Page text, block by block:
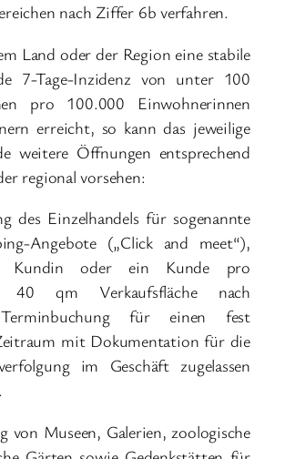
nach Ziffer 6b verfahren.
Land oder der Region eine stabile
7-Tage-Inzidenz von unter 100
pro 100.000 Einwohnerinnen
erreicht, so kann das jeweilige
weitere Öffnungen entsprechend
regional vorsehen:
des Einzelhandels für sogenannte
Angebote („Click and meet“),
Kundin oder ein Kunde pro
40 qm Verkaufsfläche nach
für einen fest
mit Dokumentation für die
im Geschäft zugelassen
von Museen, Galerien, zoologische